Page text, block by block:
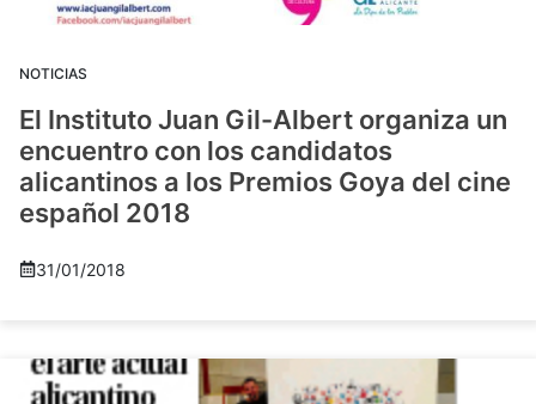
NOTICIAS
El Instituto Juan Gil-Albert organiza un
encuentro con los candidatos
alicantinos a los Premios Goya del cine
español 2018
31/01/2018